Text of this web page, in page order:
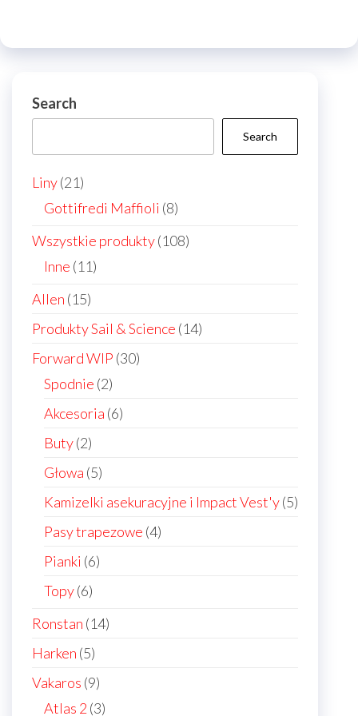
the
be
Search
Search
Liny 2121
products
Gottifredi Maffioli 88
Wszystkie produkty 108108
Inne 1111
Allen 1515
products
Produkty Sail & Science 1414
Forward WIP 3030
Spodnie 22
products
Akcesoria 66
Buty 22
products
Głowa 55
products
Kamizelki asekuracyjne i Impact Vest'y 55
Pasy trapezowe 44
Pianki 66
Topy 66
Ronstan 1414
Harken 55
products
Vakaros 99
products
Atlas 2 33